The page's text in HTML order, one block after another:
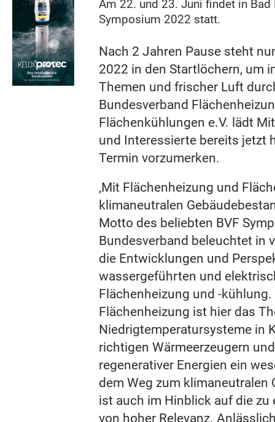
Am 22. und 23. Juni findet in Bad
Symposium 2022 statt.
Nach 2 Jahren Pause steht
2022 in den Startlöchern, um
Themen und frischer Luft
Bundesverband
Flächenkühlungen e.V. lädt
und Interessierte bereits jetzt
Termin vorzumerken.
‚Mit Flächenheizung und
klimaneutralen
Motto des beliebten BVF
Bundesverband beleuchtet in
die Entwicklungen und
wassergeführten und
Flächenheizung und -kühlung.
Flächenheizung ist hier das
Niedrigtemperatursysteme in
richtigen Wärmeerzeugern
regenerativer Energien ein
dem Weg zum klimaneutralen
ist auch im Hinblick auf die zu
von hoher Relevanz.